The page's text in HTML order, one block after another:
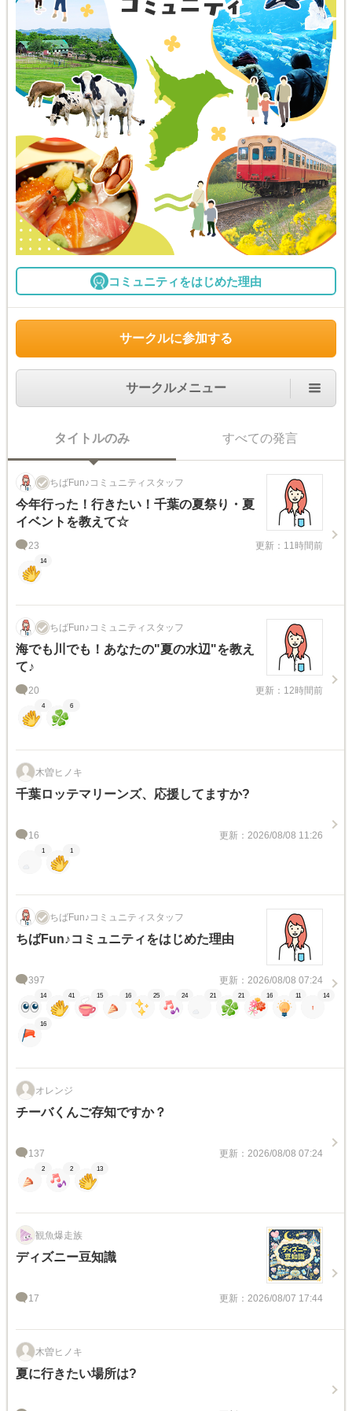
コミュニティをはじめた理由
サークルに参加する
サークルメニュー
タイトルのみ すべての発言
ちばFun♪コミュニティスタッフ
今年行った！行きたい！千葉の夏祭り・夏
イベントを教えて☆
23 更新：11時間前
14
ちばFun♪コミュニティスタッフ
海でも川でも！あなたの"夏の水辺"を教え
て♪
20 更新：12時間前
4 6
木曽ヒノキ
千葉ロッテマリーンズ、応援してますか?
16 更新：2026/08/08 11:26
1 1
ちばFun♪コミュニティスタッフ
ちばFun♪コミュニティをはじめた理由
397 更新：2026/08/08 07:24
14 41 15 16 25 24 21 21 16 11 14
16
オレンジ
チーバくんご存知ですか？
137 更新：2026/08/08 07:24
2 2 13
観魚爆走族
ディズニー豆知識
17 更新：2026/08/07 17:44
木曽ヒノキ
夏に行きたい場所は?